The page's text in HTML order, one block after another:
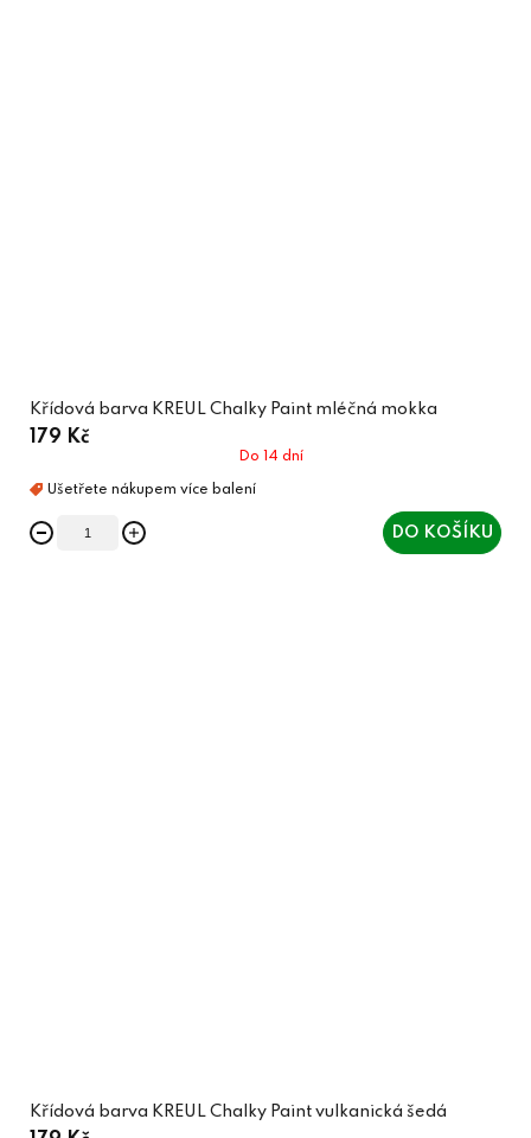
Křídová barva KREUL Chalky Paint mléčná mokka
179 Kč
Do 14 dní
DO KOŠÍKU
Křídová barva KREUL Chalky Paint vulkanická šedá